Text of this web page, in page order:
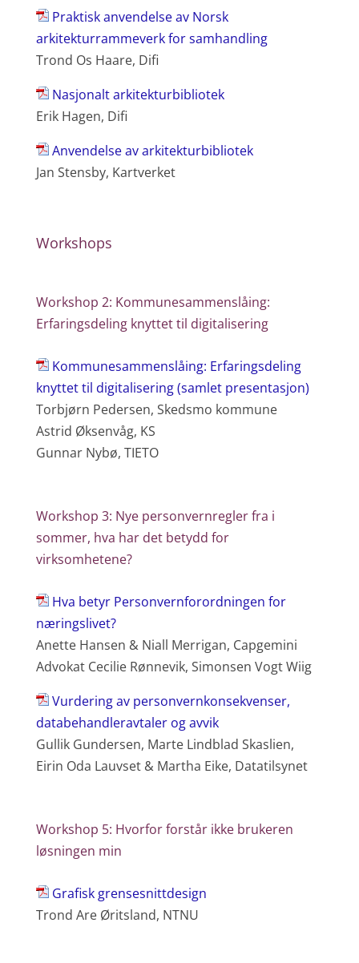
Praktisk anvendelse av Norsk
arkitekturrammeverk for samhandling
Trond Os Haare, Difi
Nasjonalt arkitekturbibliotek
Erik Hagen, Difi
Anvendelse av arkitekturbibliotek
Jan Stensby, Kartverket
Workshops
Workshop 2: Kommunesammenslåing:
Erfaringsdeling knyttet til digitalisering
Kommunesammenslåing: Erfaringsdeling
knyttet til digitalisering (samlet presentasjon)
Torbjørn Pedersen, Skedsmo kommune
Astrid Øksenvåg, KS
Gunnar Nybø, TIETO
Workshop 3: Nye personvernregler fra i
sommer, hva har det betydd for
virksomhetene?
Hva betyr Personvernforordningen for
næringslivet?
Anette Hansen & Niall Merrigan, Capgemini
Advokat Cecilie Rønnevik, Simonsen Vogt Wiig
Vurdering av personvernkonsekvenser,
databehandleravtaler og avvik
Gullik Gundersen, Marte Lindblad Skaslien,
Eirin Oda Lauvset & Martha Eike, Datatilsynet
Workshop 5: Hvorfor forstår ikke brukeren
løsningen min
Grafisk grensesnittdesign
Trond Are Øritsland, NTNU